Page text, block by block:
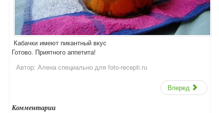
Кабачки имеют пикантный вкус
Готово. Приятного аппетита!
Автор: Алена специально для foto-recepti.ru
Вперед
Комментарии